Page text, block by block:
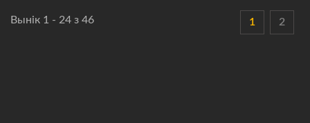
Вынік 1 - 24 з 46 1 2